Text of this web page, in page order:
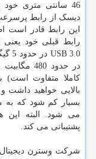
46 سانتی متری
این رابط قادر است
در حدود
بالایی خواهید داشت
بسیار کم شود که
پشتیبانی می کند.
شرکت وسترن